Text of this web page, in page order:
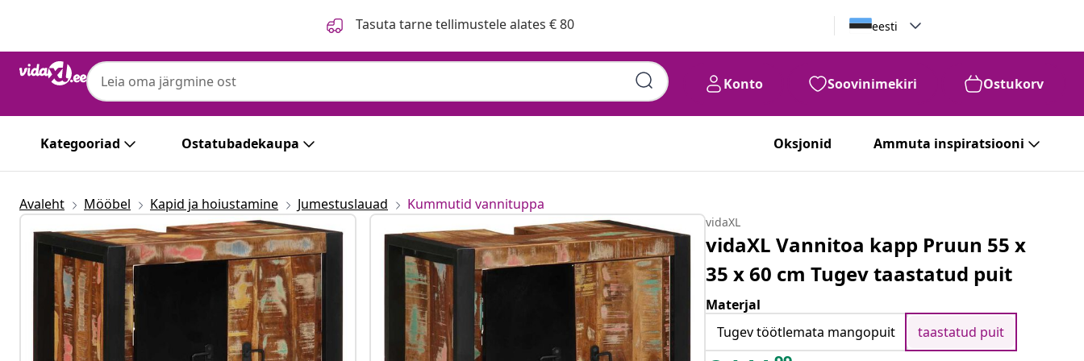
Tasuta tarne tellimustele alates € 80 eesti
Konto Soovinimekiri Ostukorv
Kategooriad Ostatubadekaupa Oksjonid Ammuta inspiratsiooni
Avaleht Mööbel Kapid ja hoiustamine Jumestuslauad Kummutid vannituppa
vidaXL
vidaXL Vannitoa kapp Pruun 55 x
35 x 60 cm Tugev taastatud puit
Materjal
Tugev töötlemata mangopuit
taastatud puit